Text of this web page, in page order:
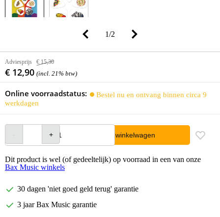
1/2
Adviesprijs € 15,30
€ 12,90 (incl. 21% btw)
Online voorraadstatus:
Bestel nu en ontvang binnen circa 9
werkdagen
In winkelwagen
Dit product is wel (of gedeeltelijk) op voorraad in een van onze
Bax Music winkels
30 dagen 'niet goed geld terug' garantie
3 jaar Bax Music garantie